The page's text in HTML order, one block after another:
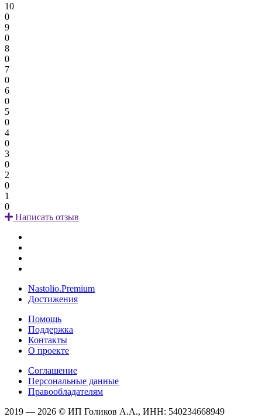
10
0
9
0
8
0
7
0
6
0
5
0
4
0
3
0
2
0
1
0
Написать отзыв
Nastolio.Premium
Достижения
Помощь
Поддержка
Контакты
О проекте
Соглашение
Персональные данные
Правообладателям
2019 — 2026 © ИП Голиков А.А., ИНН: 540234668949